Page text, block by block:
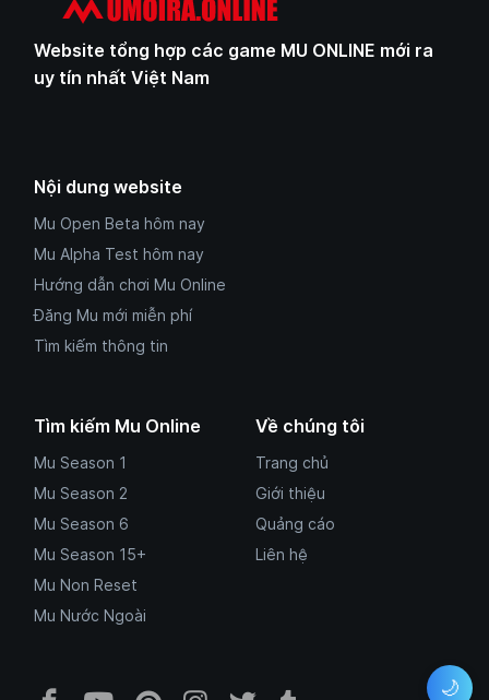
🌙
Website tổng hợp các game MU ONLINE mới ra
uy tín nhất Việt Nam
Nội dung website
Mu Open Beta hôm nay
Mu Alpha Test hôm nay
Hướng dẫn chơi Mu Online
Đăng Mu mới miễn phí
Tìm kiếm thông tin
Tìm kiếm Mu Online
Mu Season 1
Mu Season 2
Mu Season 6
Mu Season 15+
Mu Non Reset
Mu Nước Ngoài
Về chúng tôi
Trang chủ
Giới thiệu
Quảng cáo
Liên hệ